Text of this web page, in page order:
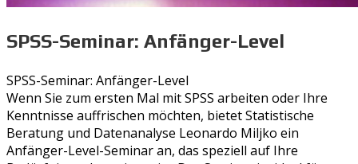
SPSS-Seminar: Anfänger-Level
SPSS-Seminar: Anfänger-Level
Wenn Sie zum ersten Mal mit SPSS arbeiten oder Ihre
Kenntnisse auffrischen möchten, bietet Statistische
Beratung und Datenanalyse Leonardo Miljko ein
Anfänger-Level-Seminar an, das speziell auf Ihre